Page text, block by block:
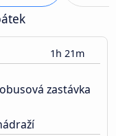
1h 21m
zastávka